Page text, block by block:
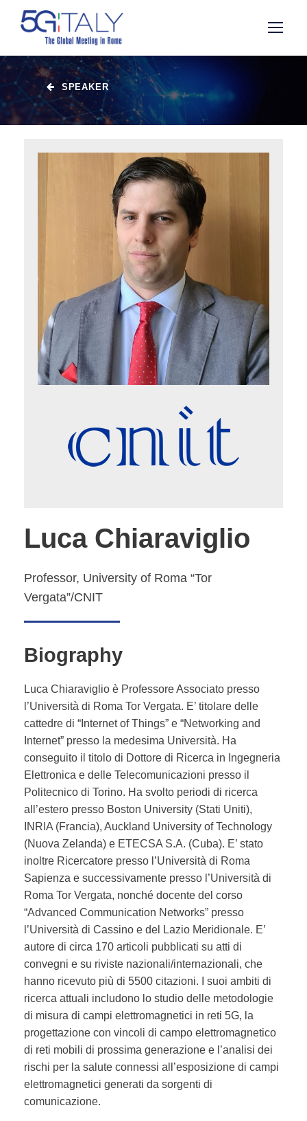
SPEAKER
Luca Chiaraviglio
Professor, University of Roma “Tor
Vergata”/CNIT
Biography
Luca Chiaraviglio è Professore Associato presso
l’Università di Roma Tor Vergata. E’ titolare delle
cattedre di “Internet of Things” e “Networking and
Internet” presso la medesima Università. Ha
conseguito il titolo di Dottore di Ricerca in Ingegneria
Elettronica e delle Telecomunicazioni presso il
Politecnico di Torino. Ha svolto periodi di ricerca
all’estero presso Boston University (Stati Uniti),
INRIA (Francia), Auckland University of Technology
(Nuova Zelanda) e ETECSA S.A. (Cuba). E’ stato
inoltre Ricercatore presso l’Università di Roma
Sapienza e successivamente presso l’Università di
Roma Tor Vergata, nonché docente del corso
“Advanced Communication Networks” presso
l’Università di Cassino e del Lazio Meridionale. E’
autore di circa 170 articoli pubblicati su atti di
convegni e su riviste nazionali/internazionali, che
hanno ricevuto più di 5500 citazioni. I suoi ambiti di
ricerca attuali includono lo studio delle metodologie
di misura di campi elettromagnetici in reti 5G, la
progettazione con vincoli di campo elettromagnetico
di reti mobili di prossima generazione e l’analisi dei
rischi per la salute connessi all’esposizione di campi
elettromagnetici generati da sorgenti di
comunicazione.